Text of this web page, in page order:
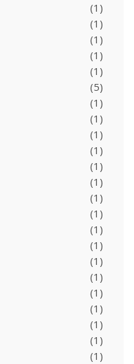
(1)
(1)
(1)
(1)
(1)
(5)
(1)
(1)
(1)
(1)
(1)
(1)
(1)
(1)
(1)
(1)
(1)
(1)
(1)
(1)
(1)
(1)
(1)